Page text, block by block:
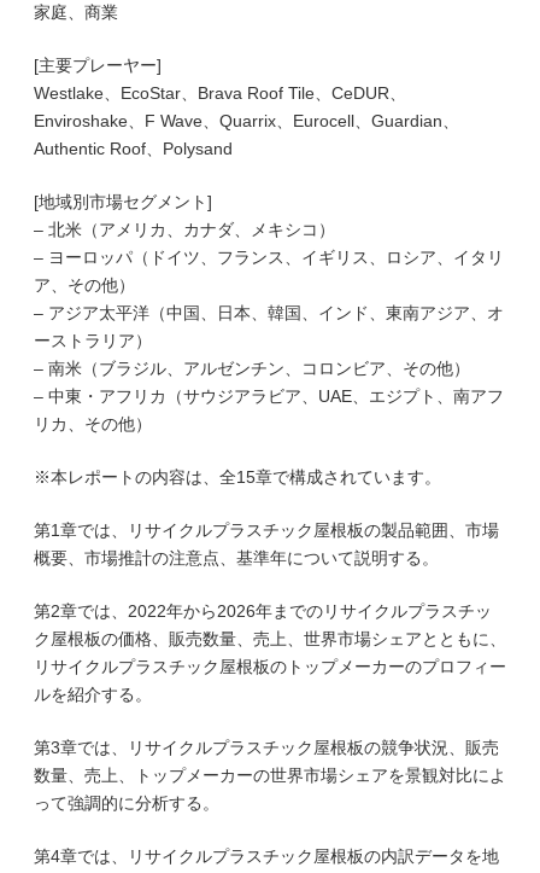
家庭、商業
[主要プレーヤー]
Westlake、EcoStar、Brava Roof Tile、CeDUR、
Enviroshake、F Wave、Quarrix、Eurocell、Guardian、
Authentic Roof、Polysand
[地域別市場セグメント]
– 北米（アメリカ、カナダ、メキシコ）
– ヨーロッパ（ドイツ、フランス、イギリス、ロシア、イタリ
ア、その他）
– アジア太平洋（中国、日本、韓国、インド、東南アジア、オ
ーストラリア）
– 南米（ブラジル、アルゼンチン、コロンビア、その他）
– 中東・アフリカ（サウジアラビア、UAE、エジプト、南アフ
リカ、その他）
※本レポートの内容は、全15章で構成されています。
第1章では、リサイクルプラスチック屋根板の製品範囲、市場
概要、市場推計の注意点、基準年について説明する。
第2章では、2022年から2026年までのリサイクルプラスチッ
ク屋根板の価格、販売数量、売上、世界市場シェアとともに、
リサイクルプラスチック屋根板のトップメーカーのプロフィー
ルを紹介する。
第3章では、リサイクルプラスチック屋根板の競争状況、販売
数量、売上、トップメーカーの世界市場シェアを景観対比によ
って強調的に分析する。
第4章では、リサイクルプラスチック屋根板の内訳データを地